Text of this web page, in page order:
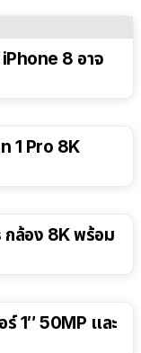
8 อาจ
1 Pro 8K
กล้อง 8K พร้อม
1″ 50MP และ